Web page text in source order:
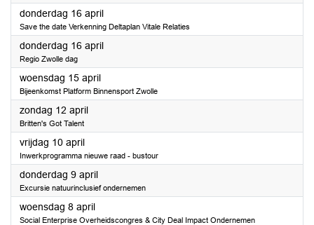
donderdag 16 april2026
Save the date Verkenning Deltaplan Vitale Relaties
donderdag 16 april2026
Regio Zwolle dag
woensdag 15 april2026
Bijeenkomst Platform Binnensport Zwolle
zondag 12 april2026
Britten's Got Talent
vrijdag 10 april2026
Inwerkprogramma nieuwe raad - bustour
donderdag 9 april2026
Excursie natuurinclusief ondernemen
woensdag 8 april2026
Social Enterprise Overheidscongres & City Deal Impact Ondernemen